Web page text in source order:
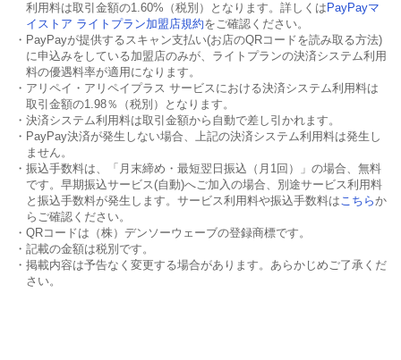
利用料は取引金額の1.60%（税別）となります。詳しくは PayPayマ
イストア ライトプラン加盟店規約をご確認ください。
・PayPayが提供するスキャン支払い(お店のQRコードを読み取る方法)
に申込みをしている加盟店のみが、ライトプランの決済システム利用
料の優遇料率が適用になります。
・アリペイ・アリペイプラス サービスにおける決済システム利用料は
取引金額の1.98％（税別）となります。
・決済システム利用料は取引金額から自動で差し引かれます。
・PayPay決済が発生しない場合、上記の決済システム利用料は発生し
ません。
・振込手数料は、「月末締め・最短翌日振込（月1回）」の場合、無料
です。早期振込サービス(自動)へご加入の場合、別途サービス利用料
と振込手数料が発生します。サービス利用料や振込手数料はこちらか
らご確認ください。
・QRコードは（株）デンソーウェーブの登録商標です。
・記載の金額は税別です。
・掲載内容は予告なく変更する場合があります。あらかじめご了承くだ
さい。